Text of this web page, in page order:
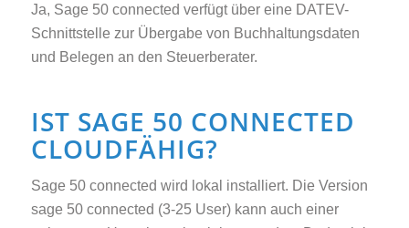
Ja, Sage 50 connected verfügt über eine DATEV-
Schnittstelle zur Übergabe von Buchhaltungsdaten
und Belegen an den Steuerberater.
IST SAGE 50 CONNECTED
CLOUDFÄHIG?
Sage 50 connected wird lokal installiert. Die Version
sage 50 connected (3-25 User) kann auch einer